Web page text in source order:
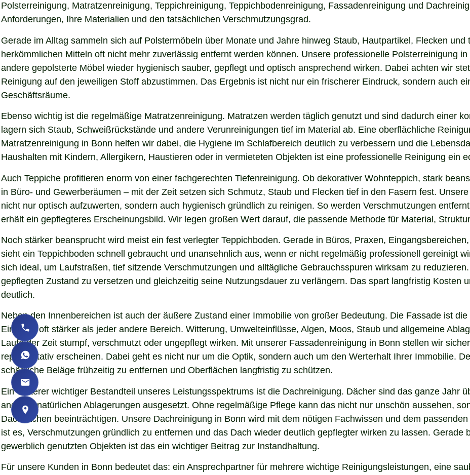
Polsterreinigung, Matratzenreinigung, Teppichreinigung, Teppichbodenreinigung, Fassadenreinigung und
Anforderungen, Ihre Materialien und den tatsächlichen Verschmutzungsgrad.
Gerade im Alltag sammeln sich auf Polstermöbeln über Monate und Jahre hinweg Staub, Hautpartikel, Flecken
herkömmlichen Mitteln oft nicht mehr zuverlässig entfernt werden können. Unsere professionelle Polsterreinigung
andere gepolsterte Möbel wieder hygienisch sauber, gepflegt und optisch ansprechend wirken. Dabei achten wir
Reinigung auf den jeweiligen Stoff abzustimmen. Das Ergebnis ist nicht nur ein frischerer Eindruck, sondern auch
Geschäftsräume.
Ebenso wichtig ist die regelmäßige Matratzenreinigung. Matratzen werden täglich genutzt und sind dadurch einer
lagern sich Staub, Schweißrückstände und andere Verunreinigungen tief im Material ab. Eine oberflächliche
Matratzenreinigung in Bonn helfen wir dabei, die Hygiene im Schlafbereich deutlich zu verbessern und die
Haushalten mit Kindern, Allergikern, Haustieren oder in vermieteten Objekten ist eine professionelle Reinigung ein
Auch Teppiche profitieren enorm von einer fachgerechten Tiefenreinigung. Ob dekorativer Wohnteppich, stark
in Büro- und Gewerberäumen – mit der Zeit setzen sich Schmutz, Staub und Flecken tief in den Fasern fest.
nicht nur optisch aufzuwerten, sondern auch hygienisch gründlich zu reinigen. So werden Verschmutzungen
erhält ein gepflegteres Erscheinungsbild. Wir legen großen Wert darauf, die passende Methode für Material,
Noch stärker beansprucht wird meist ein fest verlegter Teppichboden. Gerade in Büros, Praxen,
sieht ein Teppichboden schnell gebraucht und unansehnlich aus, wenn er nicht regelmäßig professionell gereinigt
sich ideal, um Laufstraßen, tief sitzende Verschmutzungen und alltägliche Gebrauchsspuren wirksam zu
gepflegten Zustand zu versetzen und gleichzeitig seine Nutzungsdauer zu verlängern. Das spart langfristig Kosten
deutlich.
Neben den Innenbereichen ist auch der äußere Zustand einer Immobilie von großer Bedeutung. Die Fassade ist
Eindruck oft stärker als jeder andere Bereich. Witterung, Umwelteinflüsse, Algen, Moos, Staub und allgemeine
Laufe der Zeit stumpf, verschmutzt oder ungepflegt wirken. Mit unserer Fassadenreinigung in Bonn stellen wir
repräsentativ erscheinen. Dabei geht es nicht nur um die Optik, sondern auch um den Werterhalt Ihrer Immobilie.
schädliche Beläge frühzeitig zu entfernen und Oberflächen langfristig zu schützen.
Ein weiterer wichtiger Bestandteil unseres Leistungsspektrums ist die Dachreinigung. Dächer sind das ganze Jahr
anderen natürlichen Ablagerungen ausgesetzt. Ohne regelmäßige Pflege kann das nicht nur unschön aussehen,
Dachflächen beeinträchtigen. Unsere Dachreinigung in Bonn wird mit dem nötigen Fachwissen und dem
ist es, Verschmutzungen gründlich zu entfernen und das Dach wieder deutlich gepflegter wirken zu lassen. Gerade
gewerblich genutzten Objekten ist das ein wichtiger Beitrag zur Instandhaltung.
Für unsere Kunden in Bonn bedeutet das: ein Ansprechpartner für mehrere wichtige Reinigungsleistungen, eine